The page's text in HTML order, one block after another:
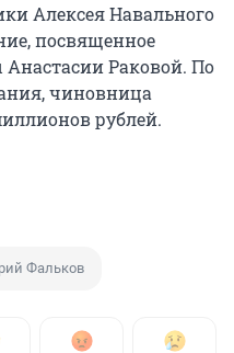
Алексея Навального
посвященное
Раковой. По
чиновница
рублей.
Фальков